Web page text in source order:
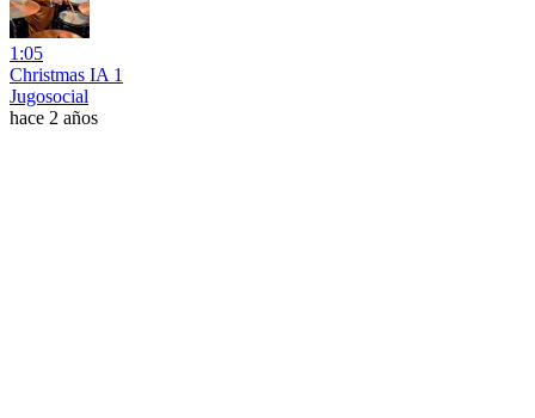
1:05
Christmas IA 1
Jugosocial
hace 2 años